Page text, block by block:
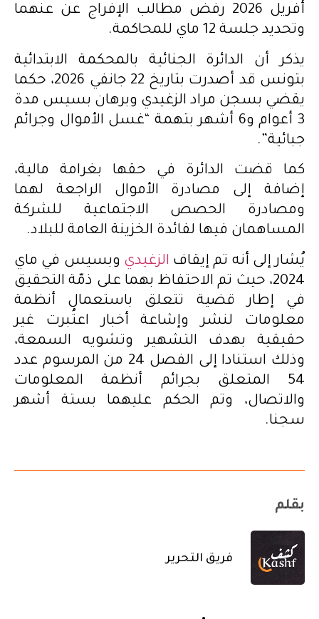
أفريل 2026 رفض مطالب الإفراج عن عنهما
وتحديد جلسة 12 ماي للمحاكمة.
يذكر أن الدائرة الجنائية بالمحكمة الابتدائية
بتونس قد أصدرت بتاريخ 22 جانفي 2026، حكما
يقضي بسجن مراد الزغيدي وبرهان بسيس مدة
3 أعوام و6 أشهر بتهمة “غسل الأموال وجرائم
جبائية”.
كما قضت الدائرة في حقها بغرامة مالية،
إضافة إلى مصادرة الأموال الراجعة لهما
ومصادرة الحصص الاجتماعية للشركة
المساهمان فيها لفائدة الخزينة العامة للبلاد.
يُشار إلى أنه تم إيقاف الزغيدي وبسيس في ماي
2024، حيث تم الاحتفاظ بهما على ذمّة التحقيق
في إطار قضية تتعلق باستعمال أنظمة
معلومات لنشر وإشاعة أخبار اعتُبرت غير
حقيقية بهدف التشهير وتشويه السمعة،
وذلك استنادا إلى الفصل 24 من المرسوم عدد
54 المتعلق بجرائم أنظمة المعلومات
والاتصال، وتم الحكم عليهما بستة أشهر
سجنا.
بقلم
فريق التحرير